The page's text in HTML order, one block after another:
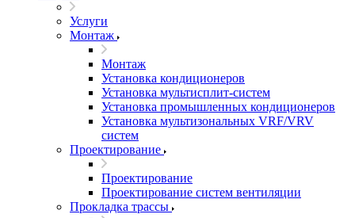
Услуги
Монтаж
Монтаж
Установка кондиционеров
Установка мультисплит-систем
Установка промышленных кондиционеров
Установка мультизональных VRF/VRV
систем
Проектирование
Проектирование
Проектирование систем вентиляции
Прокладка трассы